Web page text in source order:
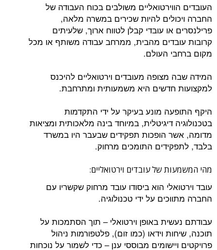
העובדים הווירטואליים משולבים בכוח העבודה של
החברה ויכולים להיות שכירים במשרה מלאה,
פרילנסרים או עובדי קבלן לטווח ארוך, שלעיתים
קרובות עובדים מהבית, ממרחב עבודה משותף או מכל
מקום ברחבי העולם.
המידה שבה מצופה מעובדים וירטואליים להיכנס
למקצועות חדשים היא משמעותית ומתרחבת.
היקף התופעה מונע בעיקר על ידי התקדמות
בטכנולוגיה דיגיטלית, במיוחד בינה מלאכותית ומציאות
מדומה, אשר הופכות תפקידים שבעבר היו במשרד
בלבד, לתפקידים התומכים מרחוק.
מהי המשמעות של עובדים וירטואליים:
עובד וירטואלי הוא ביסודו עובד מרחוק שקשריו עם
החברה מתווכים על ידי טכנולוגיה.
עבודתם נעשית באופן וירטואלי – ​​תוך הסתמכות על
תוכנה, שיחות וידאו (כמו זום), פלטפורמות ניהול
פרויקטים ויישומים מבוססי ענן – כדי לשמור על נוכחות